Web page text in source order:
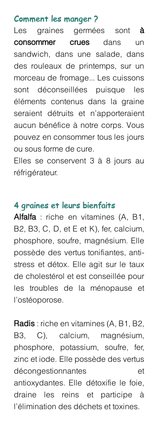
Comment les manger ?
Les graines germées sont à
consommer crues
dans un
sandwich, dans une salade, dans
des rouleaux de printemps, sur un
morceau de fromage... Les cuissons
sont déconseillées puisque les
éléments contenus dans la graine
seraient détruits et n’apporteraient
aucun bénéfice à notre corps. Vous
pouvez en consommer tous les jours
ou sous forme de cure.
Elles se conservent 3 à 8 jours au
réfrigérateur.
4 graines et leurs bienfaits
Alfalfa : riche en vitamines (A, B1,
B2, B3, C, D, et E et K), fer, calcium,
phosphore, soufre, magnésium. Elle
possède des vertus tonifiantes, anti-
stress et détox. Elle agit sur le taux
de cholestérol et est conseillée pour
les troubles de la ménopause et
l’ostéoporose.
Radis : riche en vitamines (A, B1, B2,
B3, C), calcium, magnésium,
phosphore, potassium, soufre, fer,
zinc et iode. Elle possède des vertus
décongestionnantes et
antioxydantes. Elle détoxifie le foie,
draine les reins et participe à
l’élimination des déchets et toxines.